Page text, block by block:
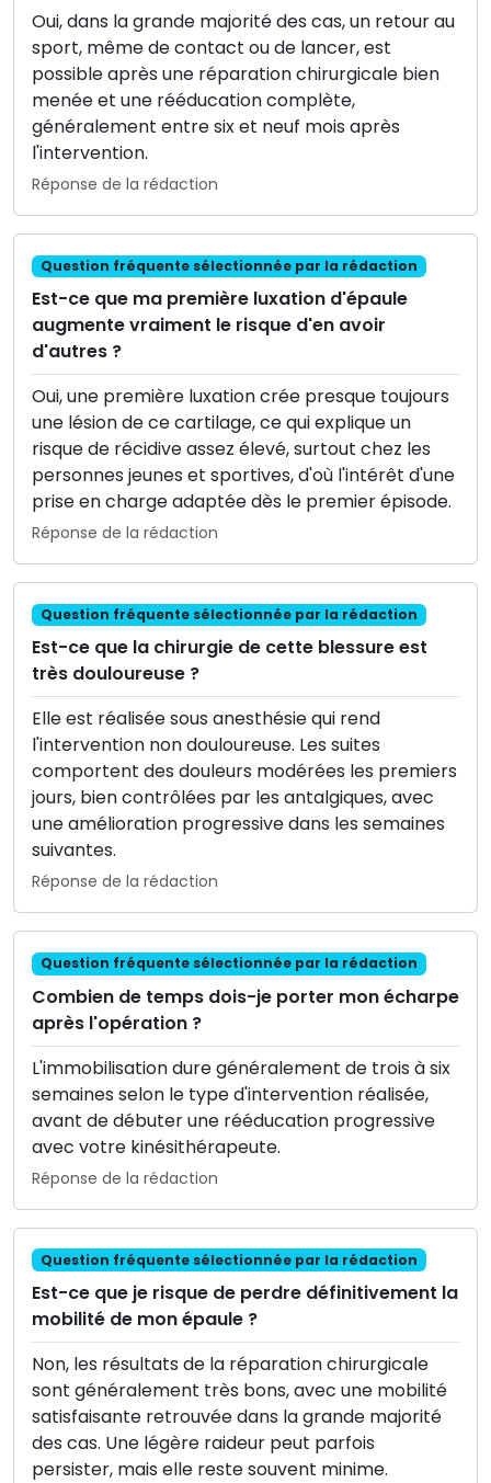
Oui, dans la grande majorité des cas, un retour au
sport, même de contact ou de lancer, est
possible après une réparation chirurgicale bien
menée et une rééducation complète,
généralement entre six et neuf mois après
l'intervention.
Réponse de la rédaction
Question fréquente sélectionnée par la rédaction
Est-ce que ma première luxation d'épaule
augmente vraiment le risque d'en avoir
d'autres ?
Oui, une première luxation crée presque toujours
une lésion de ce cartilage, ce qui explique un
risque de récidive assez élevé, surtout chez les
personnes jeunes et sportives, d'où l'intérêt d'une
prise en charge adaptée dès le premier épisode.
Réponse de la rédaction
Question fréquente sélectionnée par la rédaction
Est-ce que la chirurgie de cette blessure est
très douloureuse ?
Elle est réalisée sous anesthésie qui rend
l'intervention non douloureuse. Les suites
comportent des douleurs modérées les premiers
jours, bien contrôlées par les antalgiques, avec
une amélioration progressive dans les semaines
suivantes.
Réponse de la rédaction
Question fréquente sélectionnée par la rédaction
Combien de temps dois-je porter mon écharpe
après l'opération ?
L'immobilisation dure généralement de trois à six
semaines selon le type d'intervention réalisée,
avant de débuter une rééducation progressive
avec votre kinésithérapeute.
Réponse de la rédaction
Question fréquente sélectionnée par la rédaction
Est-ce que je risque de perdre définitivement la
mobilité de mon épaule ?
Non, les résultats de la réparation chirurgicale
sont généralement très bons, avec une mobilité
satisfaisante retrouvée dans la grande majorité
des cas. Une légère raideur peut parfois
persister, mais elle reste souvent minime.